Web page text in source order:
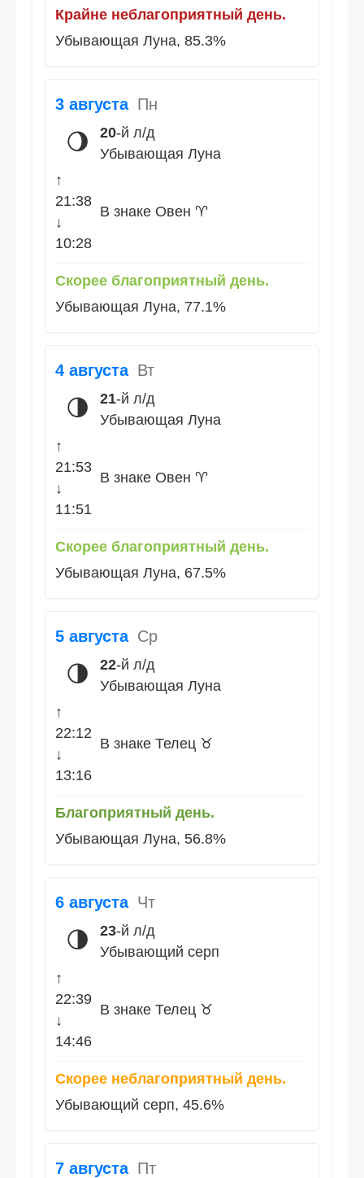
Крайне неблагоприятный день.
Убывающая Луна, 85.3%
3 августа Пн
🌖 20-й л/д
Убывающая Луна
↑
21:38
↓
10:28
В знаке Овен ♈
Скорее благоприятный день.
Убывающая Луна, 77.1%
4 августа Вт
🌗 21-й л/д
Убывающая Луна
↑
21:53
↓
11:51
В знаке Овен ♈
Скорее благоприятный день.
Убывающая Луна, 67.5%
5 августа Ср
🌗 22-й л/д
Убывающая Луна
↑
22:12
↓
13:16
В знаке Телец ♉
Благоприятный день.
Убывающая Луна, 56.8%
6 августа Чт
🌗 23-й л/д
Убывающий серп
↑
22:39
↓
14:46
В знаке Телец ♉
Скорее неблагоприятный день.
Убывающий серп, 45.6%
7 августа Пт